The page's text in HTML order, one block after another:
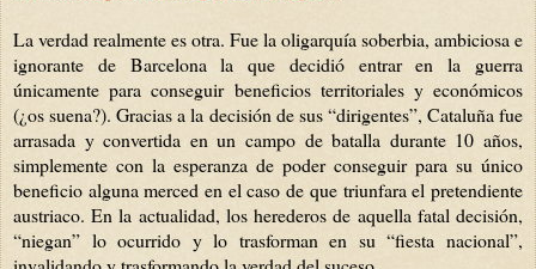
La verdad realmente es otra. Fue la oligarquía soberbia, ambiciosa e
ignorante de Barcelona la que decidió entrar en la guerra
únicamente para conseguir beneficios territoriales y económicos
(¿os suena?). Gracias a la decisión de sus “dirigentes”, Cataluña fue
arrasada y convertida en un campo de batalla durante 10 años,
simplemente con la esperanza de poder conseguir para su único
beneficio alguna merced en el caso de que triunfara el pretendiente
austriaco. En la actualidad, los herederos de aquella fatal decisión,
“niegan” lo ocurrido y lo trasforman en su “fiesta nacional”,